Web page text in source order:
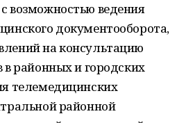
возможностью ведения
документооборота,
на консультацию
в районных и городских
телемедицинских
районной